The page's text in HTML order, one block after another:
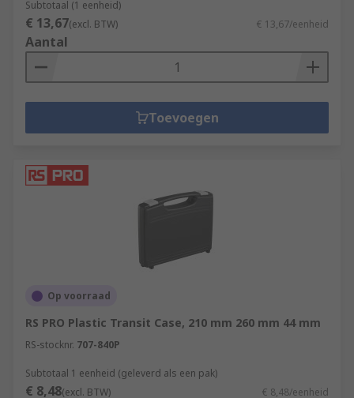
Subtotaal (1 eenheid)
€ 13,67(excl. BTW) € 13,67/eenheid
Aantal
Toevoegen
Op voorraad
RS PRO Plastic Transit Case, 210 mm 260 mm 44 mm
RS-stocknr. 707-840P
Subtotaal 1 eenheid (geleverd als een pak)
€ 8,48(excl. BTW) € 8,48/eenheid